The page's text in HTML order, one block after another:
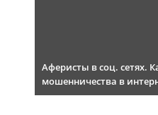
Аферисты в соц. сетях.
мошенничества в